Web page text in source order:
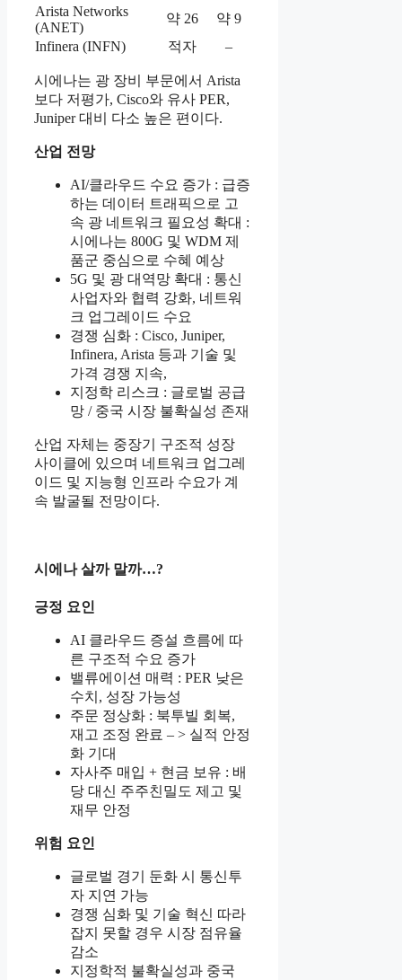
Arista Networks
(ANET)
약 26
약 9
Infinera (INFN)
적자 –
시에나는 광 장비 부문에서 Arista
보다 저평가, Cisco와 유사 PER,
Juniper 대비 다소 높은 편이다.
산업 전망
AI/클라우드 수요 증가 : 급증
하는 데이터 트래픽으로 고
속 광 네트워크 필요성 확대 :
시에나는 800G 및 WDM 제
품군 중심으로 수혜 예상
5G 및 광 대역망 확대 : 통신
사업자와 협력 강화, 네트워
크 업그레이드 수요
경쟁 심화 : Cisco, Juniper,
Infinera, Arista 등과 기술 및
가격 경쟁 지속,
지정학 리스크 : 글로벌 공급
망 / 중국 시장 불확실성 존재
산업 자체는 중장기 구조적 성장
사이클에 있으며 네트워크 업그레
이드 및 지능형 인프라 수요가 계
속 발굴될 전망이다.
시에나 살까 말까…?
긍정 요인
AI 클라우드 증설 흐름에 따
른 구조적 수요 증가
밸류에이션 매력 : PER 낮은
수치, 성장 가능성
주문 정상화 : 북투빌 회복,
재고 조정 완료 – > 실적 안정
화 기대
자사주 매입 + 현금 보유 : 배
당 대신 주주친밀도 제고 및
재무 안정
위험 요인
글로벌 경기 둔화 시 통신투
자 지연 가능
경쟁 심화 및 기술 혁신 따라
잡지 못할 경우 시장 점유율
감소
지정학적 불확실성과 중국